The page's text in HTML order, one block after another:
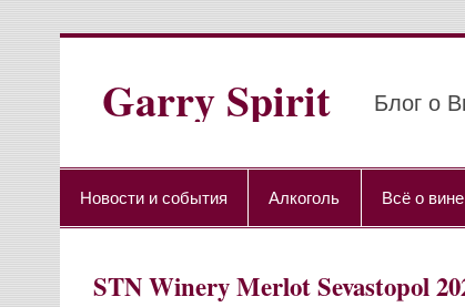
Перейти
Garry Spirit Блог о
Новости и события Алкоголь Всё о вине
STN Winery Merlot Sevastopol